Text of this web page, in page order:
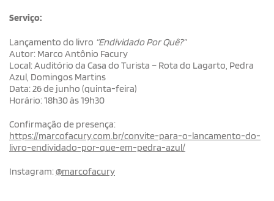
Serviço:
Lançamento do livro “Endividado Por Quê?”
Autor: Marco Antônio Facury
Local: Auditório da Casa do Turista – Rota do Lagarto, Pedra
Azul, Domingos Martins
Data: 26 de junho (quinta-feira)
Horário: 18h30 às 19h30
Confirmação de presença:
https://marcofacury.com.br/convite-para-o-lancamento-do-
livro-endividado-por-que-em-pedra-azul/
Instagram:@marcofacury